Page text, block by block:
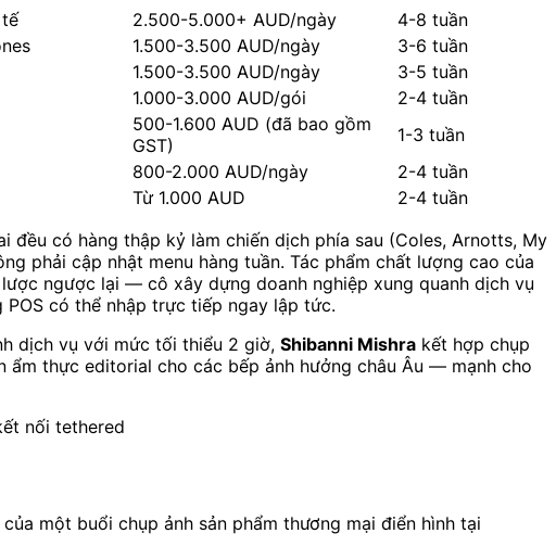
2.500-5.000+ AUD/ngày
4-8 tuần
1.500-3.500 AUD/ngày
3-6 tuần
1.500-3.500 AUD/ngày
3-5 tuần
1.000-3.000 AUD/gói
2-4 tuần
500-1.600 AUD (đã bao gồm
GST)
1-3 tuần
800-2.000 AUD/ngày
2-4 tuần
Từ 1.000 AUD
2-4 tuần
có hàng thập kỷ làm chiến dịch phía sau (Coles, Arnotts, My
phải cập nhật menu hàng tuần. Tác phẩm chất lượng cao của
ngược lại — cô xây dựng doanh nghiệp xung quanh dịch vụ
POS có thể nhập trực tiếp ngay lập tức.
dịch vụ với mức tối thiểu 2 giờ, Shibanni Mishra kết hợp chụp
ẩm thực editorial cho các bếp ảnh hưởng châu Âu — mạnh cho
nối tethered
một buổi chụp ảnh sản phẩm thương mại điển hình tại